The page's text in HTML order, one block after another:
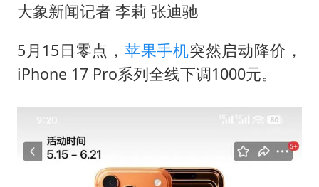
上海全力守护市民“菜篮子”
以军士兵把枪口对准中国记者
大象新闻记者 李莉 张迪驰
5月15日零点， 苹果手机突然启动降价，
iPhone 17 Pro系列全线下调1000元。